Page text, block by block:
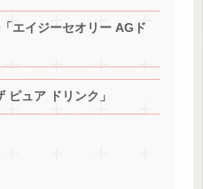
エイジーセオリー AGド
ピュア ドリンク」